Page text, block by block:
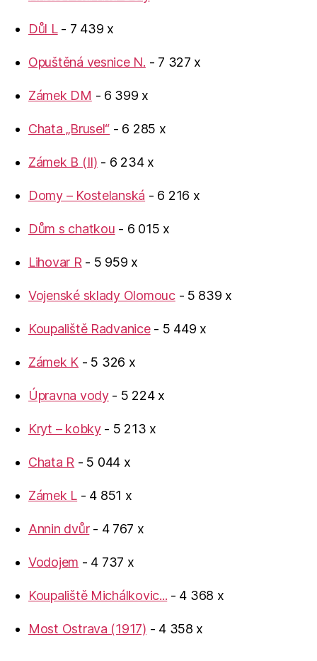
Důl L- 7 439 x
Opuštěná vesnice N. - 7 327 x
Zámek DM - 6 399 x
Chata „Brusel“ - 6 285 x
Zámek B (II) - 6 234 x
Domy – Kostelanská - 6 216 x
Dům s chatkou - 6 015 x
Lihovar R - 5 959 x
Vojenské sklady Olomouc- 5 839 x
Koupaliště Radvanice- 5 449 x
Zámek K - 5 326 x
Úpravna vody- 5 224 x
Kryt – kobky- 5 213 x
Chata R - 5 044 x
Zámek L - 4 851 x
Annin dvůr- 4 767 x
Vodojem - 4 737 x
Koupaliště Michálkovic... - 4 368 x
Most Ostrava (1917) - 4 358 x